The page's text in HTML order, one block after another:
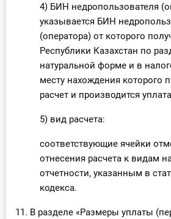
4) БИН недропользователя
указывается БИН
(оператора) от которого
Республики Казахстан по
натуральной форме и в
месту нахождения которого
расчет и производится
5) вид расчета:
соответствующие ячейки
отнесения расчета к видам
отчетности, указанным в
кодекса.
11. В разделе «Размеры уплаты